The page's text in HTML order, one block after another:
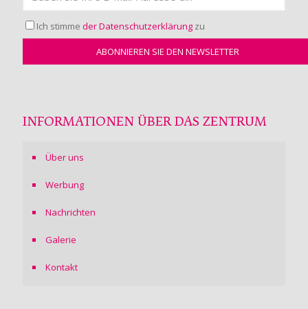
Ich stimme der Datenschutzerklärung zu
INFORMATIONEN ÜBER DAS ZENTRUM
Über uns
Werbung
Nachrichten
Galerie
Kontakt